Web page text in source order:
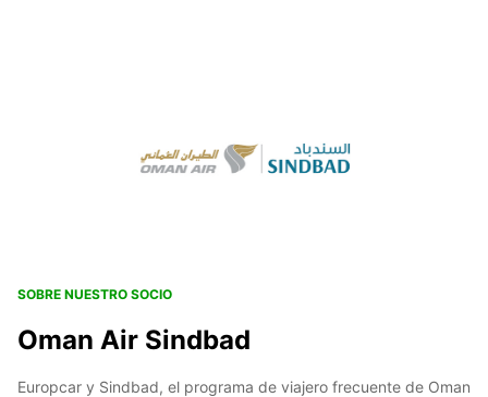
SOBRE NUESTRO SOCIO
Oman Air Sindbad
Europcar y Sindbad, el programa de viajero frecuente de Oman